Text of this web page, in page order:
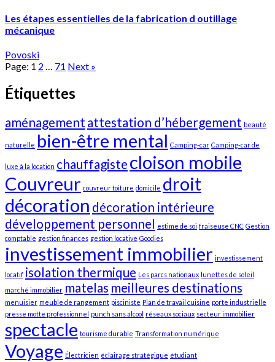
Les étapes essentielles de la fabrication d outillage
mécanique
Povoski
Page: 1 2 … 71 Next »
Étiquettes
aménagement attestation d’hébergement beauté
naturelle bien-être mental Camping-car Camping-car de
luxe à la location chauffagiste cloison mobile
Couvreur couvreur toiture domicile droit
décoration décoration intérieure
développement personnel estime de soi fraiseuse CNC Gestion
comptable gestion finances gestion locative Goodies
investissement immobilier investissement
locatif isolation thermique Les parcs nationaux lunettes de soleil
marché immobilier matelas meilleures destinations
menuisier meuble de rangement pisciniste Plan de travail cuisine porte industrielle
presse motte professionnel punch sans alcool réseaux sociaux secteur immobilier
spectacle tourisme durable Transformation numérique
Voyage Électricien éclairage stratégique étudiant